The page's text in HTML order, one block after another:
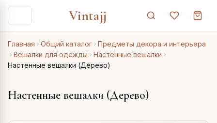
Vintajj
Главная Общий каталог
Предметы декора и интерьера
Вешалки для одежды
Настенные вешалки
Настенные вешалки (Дерево)
Настенные вешалки (Дерево)